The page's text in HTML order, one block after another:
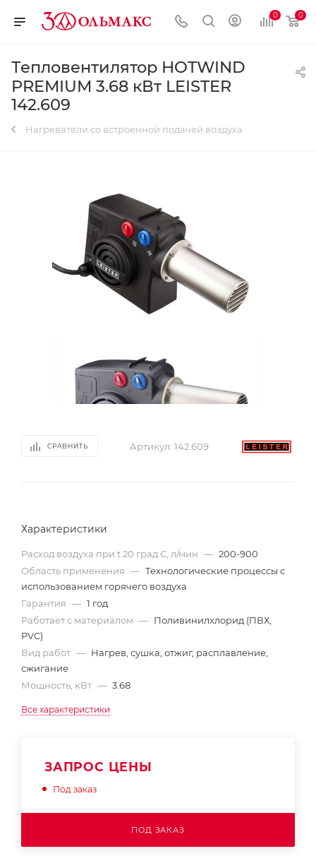
0 0
Тепловентилятор HOTWIND
PREMIUM 3.68 кВт LEISTER
142.609
Нагреватели со встроенной подачей воздуха
СРАВНИТЬ Артикул: 142.609
Характеристики
Расход воздуха при t 20 град С, л/мин — 200-900
Область применения — Технологические процессы с
использованием горячего воздуха
Гарантия — 1 год
Работает с материалом — Поливинилхлорид (ПВХ,
PVC)
Вид работ — Нагрев, сушка, отжиг, расплавление,
сжигание
Мощность, кВт — 3.68
Все характеристики
ЗАПРОС ЦЕНЫ
Под заказ
ПОД ЗАКАЗ